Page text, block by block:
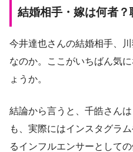
結婚相手・嫁は何者？
今井達也さんの結婚相手、
なのか。ここがいちばん気
ょうか。
結論から言うと、千皓さん
も、実際にはインスタグラ
るインフルエンサーとして